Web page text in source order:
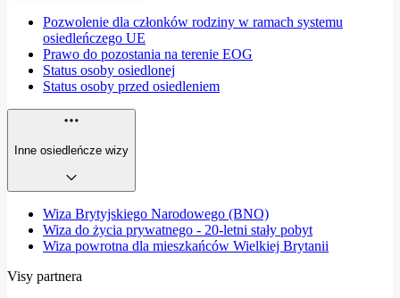
Pozwolenie dla członków rodziny w ramach systemu
osiedleńczego UE
Prawo do pozostania na terenie EOG
Status osoby osiedlonej
Status osoby przed osiedleniem
Inne osiedleńcze wizy
Wiza Brytyjskiego Narodowego (BNO)
Wiza do życia prywatnego - 20-letni stały pobyt
Wiza powrotna dla mieszkańców Wielkiej Brytanii
Visy partnera